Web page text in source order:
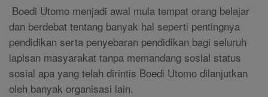
Boedi Utomo menjadi awal mula tempat orang belajar
dan berdebat tentang banyak hal seperti pentingnya
pendidikan serta penyebaran pendidikan bagi seluruh
lapisan masyarakat tanpa memandang sosial status
sosial apa yang telah dirintis Boedi Utomo dilanjutkan
oleh banyak organisasi lain.